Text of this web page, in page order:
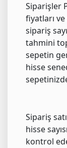
Siparişler
fiyatları
sipariş
tahmini
sepetin
hisse
Sipariş
hisse
kontrol